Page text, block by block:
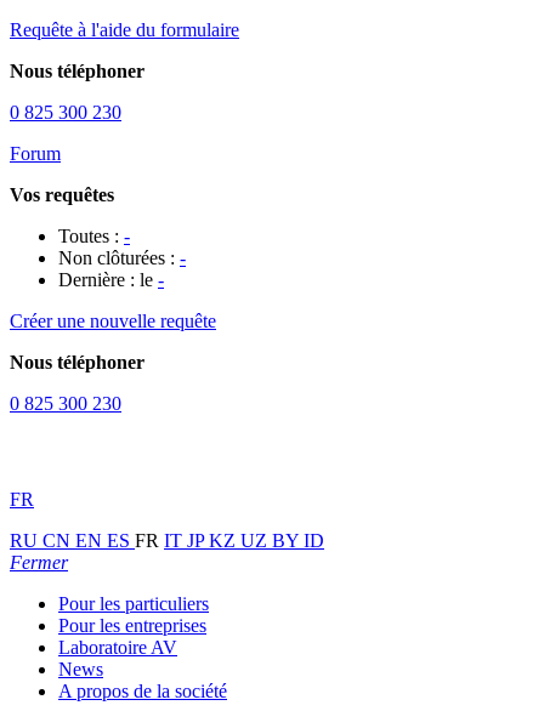
Requête à l'aide du formulaire
Nous téléphoner
0 825 300 230
Forum
Vos requêtes
Toutes : -
Non clôturées : -
Dernière : le -
Créer une nouvelle requête
Nous téléphoner
0 825 300 230
FR
RU CN EN ES FR IT JPKZ UZ BY ID
Fermer
Pour les particuliers
Pour les entreprises
Laboratoire AV
News
A propos de la société